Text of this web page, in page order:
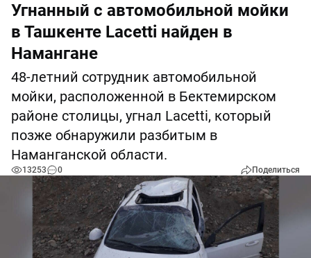
Угнанный с автомобильной мойки
в Ташкенте Lacetti найден в
Намангане
48-летний сотрудник автомобильной
мойки, расположенной в Бектемирском
районе столицы, угнал Lacetti, который
позже обнаружили разбитым в
Наманганской области.
13253 0 Поделиться